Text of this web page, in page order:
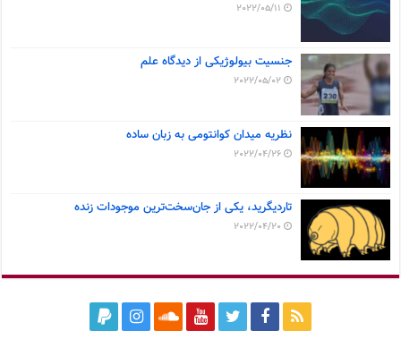
2022/05/11
جنسیت بیولوژیکی از دیدگاه علم
2022/05/02
نظریه میدان کوانتومی به زبان ساده
2022/04/26
تاردیگرید، یکی از جان‌سخت‌ترین موجودات زنده
2022/04/20